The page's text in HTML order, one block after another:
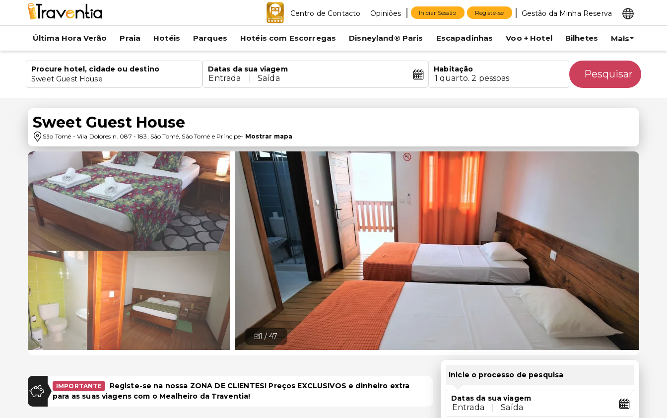
Centro de Contacto Opiniões Iniciar Sessão Registe-se Gestão da Minha Reserva
Última Hora Verão Praia Hotéis Parques Hotéis com Escorregas Disneyland® Paris Escapadinhas Voo + Hotel Bilhetes Mais
Procure hotel, cidade ou destino
Sweet Guest House
Datas da sua viagem
Entrada Saída
Habitação
1 quarto. 2 pessoas Pesquisar
Sweet Guest House
São Tomé - Vila Dolores n. 087 -183, São Tomé, São Tomé e Príncipe- Mostrar mapa
1 /47
IMPORTANTE Registe-se na nossa ZONA DE CLIENTES! Preços EXCLUSIVOS e dinheiro extra
para as suas viagens com o Mealheiro da Traventia!
Inicie o processo de pesquisa
Datas da sua viagem
Entrada Saída